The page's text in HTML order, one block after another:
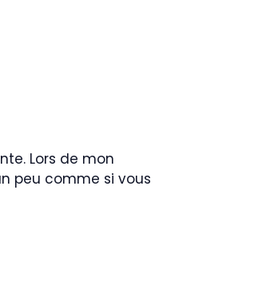
Lors de mon
peu comme si vous